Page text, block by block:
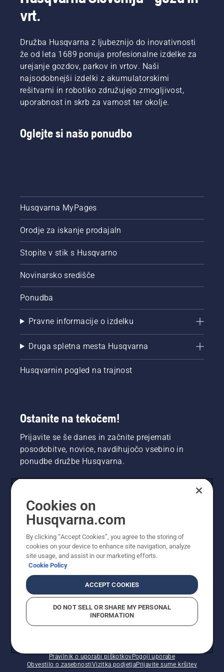
XP®
vrt.
Družba Husqvarna z ljubeznijo do inovativnosti
že od leta 1689 ponuja profesionalne izdelke za
urejanje gozdov, parkov in vrtov. Naši
najsodobnejši izdelki z akumulatorskimi
rešitvami in robotiko združujejo zmogljivost,
uporabnost in skrb za varnost ter okolje.
Oglejte si našo ponudbo
Husqvarna MyPages
Orodje za iskanje prodajaln
Stopite v stik s Husqvarno
Novinarsko središče
Ponudba
Pravne informacije o izdelku
Druga spletna mesta Husqvarna
Husqvarnin pogled na trajnost
Ostanite na tekočem!
Prijavite se še danes in začnite prejemati
posodobitve, novice, navdihujočo vsebino in
ponudbe družbe Husqvarna.
Pravilnik o uporabi piškotkovPogoji uporabe
Obvestilo o zasebnostiVizitka podjetjaPrijavite sume kršitev
Cookies on
Husqvarna.com
By clicking “Accept Cookies”, you agree to the storing of
cookies on your device to enhance site navigation, analyze
site usage, and assist in our marketing efforts.
Cookie Policy
ACCEPT COOKIES
DO NOT SELL OR SHARE MY PERSONAL
INFORMATION